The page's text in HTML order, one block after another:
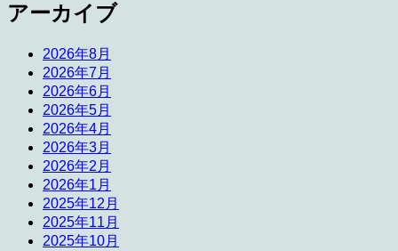
アーカイブ
2026年8月
2026年7月
2026年6月
2026年5月
2026年4月
2026年3月
2026年2月
2026年1月
2025年12月
2025年11月
2025年10月